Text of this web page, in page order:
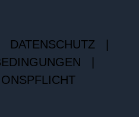
DATENSCHUTZ